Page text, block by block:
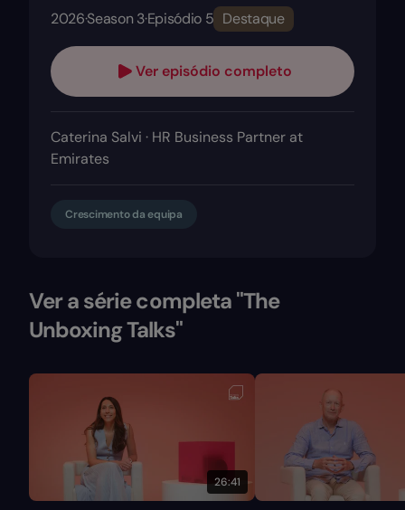
2026·Season 3·Episódio 5 Destaque
Ver episódio completo
Caterina Salvi · HR Business Partner at
Emirates
Crescimento da equipa
Ver a série completa "The
Unboxing Talks"
26:41